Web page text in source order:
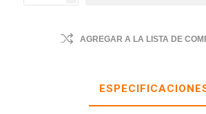
AGREGAR A LA LISTA DE